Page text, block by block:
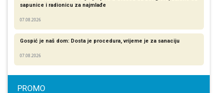
sapunice i radionicu za najmlađe
07.08.2026
Gospić je naš dom: Dosta je procedura, vrijeme je za sanaciju
07.08.2026
PROMO